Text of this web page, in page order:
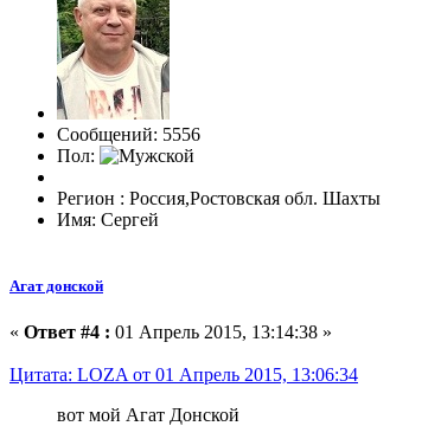
Сообщений: 5556
Пол:
Регион : Россия,Ростовская обл. Шахты
Имя: Сергей
Агат донской
« Ответ #4 : 01 Апрель 2015, 13:14:38 »
Цитата: LOZA от 01 Апрель 2015, 13:06:34
вот мой Агат Донской